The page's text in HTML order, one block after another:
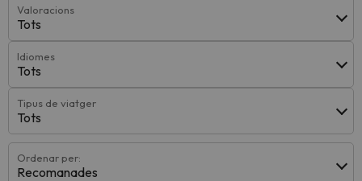
Valoracions
Tots
Idiomes
Tots
Tipus de viatger
Tots
Ordenar per:
Recomanades